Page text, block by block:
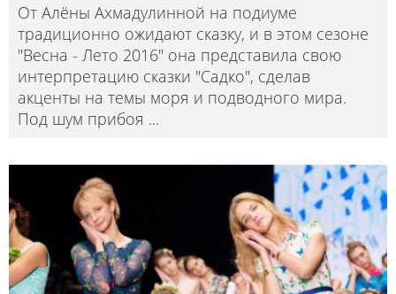
От Алёны Ахмадулинной на подиуме
традиционно ожидают сказку, и в этом сезоне
"Весна - Лето 2016" она представила свою
интерпретацию сказки "Садко", сделав
акценты на темы моря и подводного мира.
Под шум прибоя ...